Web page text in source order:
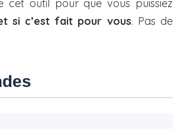
cet outil pour que vous puissiez
si c’est fait pour vous. Pas de